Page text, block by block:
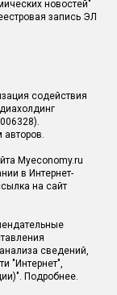
новостей"
запись ЭЛ
содействия
Myeconomy.ru
в Интернет-
на сайт
сведений,
"Интернет",
Подробнее.